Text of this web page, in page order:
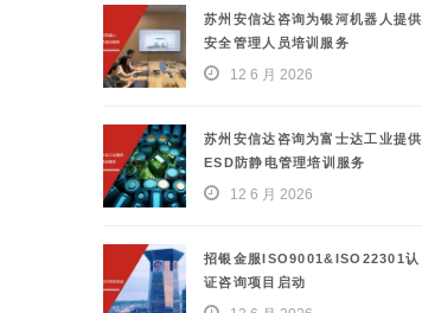
苏州安信达咨询为银河机器人提供
安全管理人员培训服务
12 6 月 2026
苏州安信达咨询为富士达工业提供
ESD防静电管理培训服务
12 6 月 2026
招银金服ISO9001&ISO22301认
证咨询项目启动